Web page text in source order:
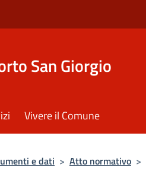
San Giorgio
Vivere il Comune
e dati > Atto normativo >